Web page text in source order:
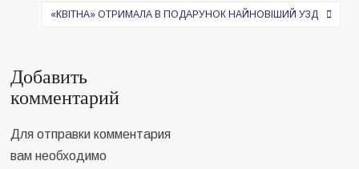
«КВІТНА» ОТРИМАЛА В ПОДАРУНОК НАЙНОВІШИЙ УЗД
Добавить
комментарий
Для отправки комментария
вам необходимо